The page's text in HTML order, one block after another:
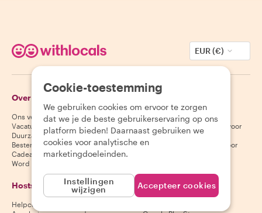
EUR (€)
Over Withlocals
Ons verhaal
Vacatures
Duurzaamheid
Bestemmingen
Cadeaubonnen
Word partner
Gasten
Helpcentrum voor gasten
Annuleringsvoorwaarden voor
gasten
Algemene voorwaarden voor
Hosts
Helpcentrum voor hosts
Download onze app
Cookie-toestemming
We gebruiken cookies om ervoor te zorgen
dat we je de beste gebruikerservaring op ons
platform bieden! Daarnaast gebruiken we
cookies voor analytische en
marketingdoeleinden.
Instellingen
wijzigen
Accepteer cookies